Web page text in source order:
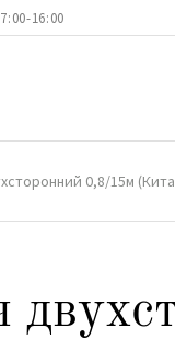
16:00
0,8/15м